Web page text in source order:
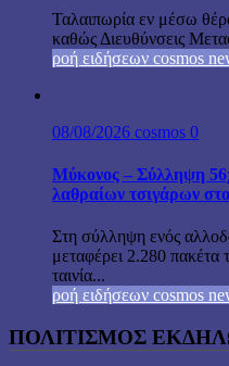
Ταλαιπωρία εν μέσω
καθώς Διευθύνσεις
ροή ειδήσεων cosmos
08/08/2026 cosmos 0
Μύκονος – Σύλληψη
λαθραίων τσιγάρων
Στη σύλληψη ενός
μεταφέρει 2.280 πακέτα
ταινία...
ροή ειδήσεων cosmos
ΠΟΛΙΤΙΣΜΟΣ